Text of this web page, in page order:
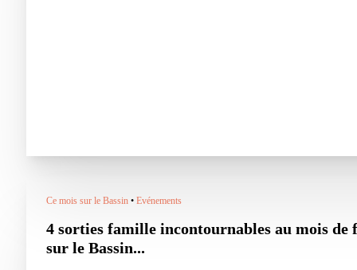
Ce mois sur le Bassin• Evénements
4 sorties famille incontournables au mois de
sur le Bassin...